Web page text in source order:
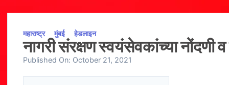
महाराष्ट्र मुंबई हेडलाइन
नागरी संरक्षण स्वयंसेवकांच्या नोंदणी
Published On: October 21, 2021